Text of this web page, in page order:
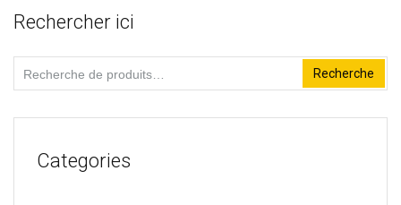
Rechercher ici
Recherche
pour :
Recherche
Categories